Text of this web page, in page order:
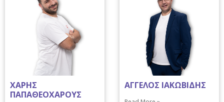
ΧΑΡΗΣ
ΠΑΠΑΘΕΟΧΑΡΟΥΣ
ΑΓΓΕΛΟΣ ΙΑΚΩΒΙΔΗΣ